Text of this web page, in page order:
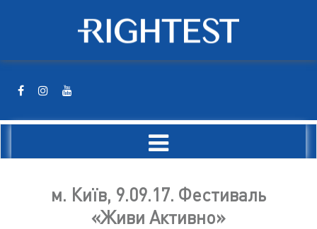
м. Київ, 9.09.17. Фестиваль
«Живи Активно»